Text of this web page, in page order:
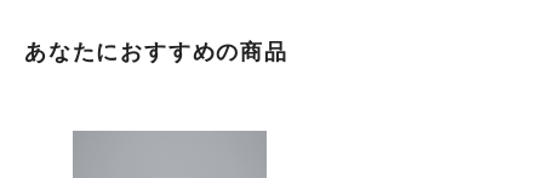
あなたにおすすめの商品